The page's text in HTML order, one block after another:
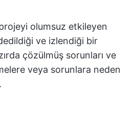
olumsuz etkileyen
ve izlendiği bir
çözülmüş sorunları ve
veya sorunlara neden